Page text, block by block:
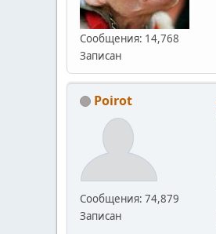
Сообщения: 14,768
Записан
Poirot
Сообщения: 74,879
Записан